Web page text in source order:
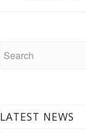
LATEST NEWS